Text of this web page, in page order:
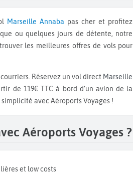
Marseille Annaba pas cher et profitez
ou quelques jours de détente, notre
les meilleures offres de vols pour
Réservez un vol direct Marseille
de 119€ TTC à bord d’un avion de la
avec Aéroports Voyages !
Aéroports Voyages ?
et low costs